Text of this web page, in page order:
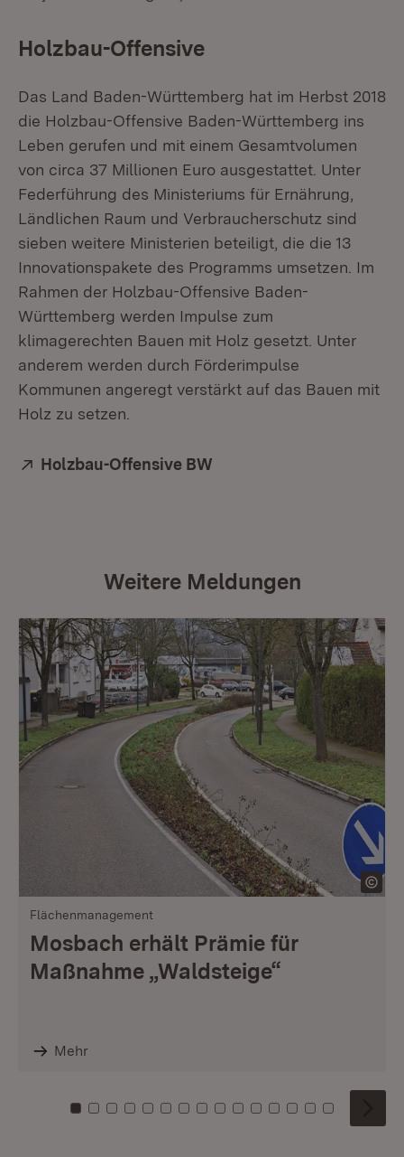
Holzbau-Offensive
Das Land Baden-Württemberg hat im Herbst 2018
die Holzbau-Offensive Baden-Württemberg ins
Leben gerufen und mit einem Gesamtvolumen
von circa 37 Millionen Euro ausgestattet. Unter
Federführung des Ministeriums für Ernährung,
Ländlichen Raum und Verbraucherschutz sind
sieben weitere Ministerien beteiligt, die die 13
Innovationspakete des Programms umsetzen. Im
Rahmen der Holzbau-Offensive Baden-
Württemberg werden Impulse zum
klimagerechten Bauen mit Holz gesetzt. Unter
anderem werden durch Förderimpulse
Kommunen angeregt verstärkt auf das Bauen mit
Holz zu setzen.
Extern:
Holzbau-Offensive BW
Weitere Meldungen
Flächenmanagement
Mosbach erhält Prämie für
Maßnahme „Waldsteige“
Mehr
Zu Kachel: 0
Zu Kachel: 1
Zu Kachel: 2
Zu Kachel: 3
Zu Kachel: 4
Zu Kachel: 5
Zu Kachel: 6
Zu Kachel: 7
Zu Kachel: 8
Zu Kachel: 9
Zu Kachel: 10
Zu Kachel: 11
Zu Kachel: 12
Zu Kachel:
Zu